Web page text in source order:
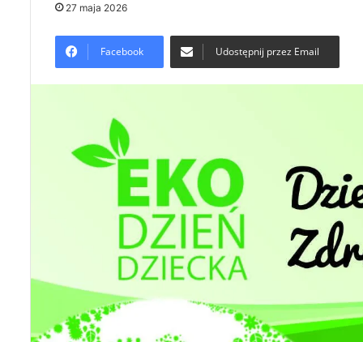
27 maja 2026
Facebook Udostępnij przez Email